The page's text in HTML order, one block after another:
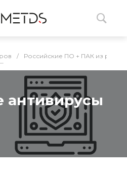
/ Российские ПО + ПАК из
антивирусы